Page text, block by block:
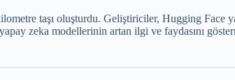
taşı oluşturdu. Geliştiriciler, Hugging Face
zeka modellerinin artan ilgi ve faydasını